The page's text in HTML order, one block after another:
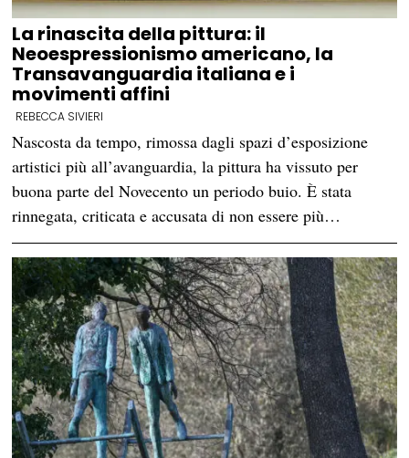
La rinascita della pittura: il
Neoespressionismo americano, la
Transavanguardia italiana e i
movimenti affini
REBECCA SIVIERI
Nascosta da tempo, rimossa dagli spazi d’esposizione
artistici più all’avanguardia, la pittura ha vissuto per
buona parte del Novecento un periodo buio. È stata
rinnegata, criticata e accusata di non essere più…